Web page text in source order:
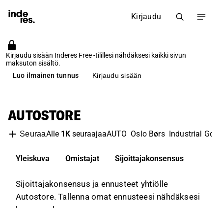
Kirjaudu
Kirjaudu sisään Inderes Free -tilillesi nähdäksesi kaikki sivun
maksuton sisältö.
Luo ilmainen tunnus
Kirjaudu sisään
AUTOSTORE
SeuraaAlle 1KseuraajaaAUTO Oslo Børs Industrial
Yleiskuva Omistajat Sijoittajakonsensus
Sijoittajakonsensus ja ennusteet yhtiölle
Autostore. Tallenna omat ennusteesi nähdäksesi